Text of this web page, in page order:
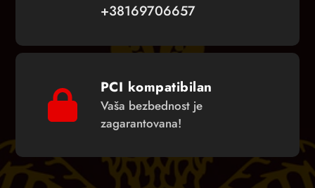
+38169706657
PCI kompatibilan
Vaša bezbednost je
zagarantovana!